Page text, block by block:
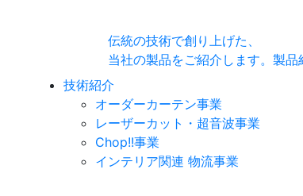
伝統の技術で創り上げた、
当社の製品をご紹介します。 製品
技術紹介
オーダーカーテン事業
レーザーカット・超音波事業
Chop!!事業
インテリア関連 物流事業